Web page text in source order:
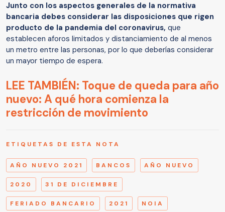
Junto con los aspectos generales de la normativa
bancaria debes considerar las disposiciones que rigen
producto de la pandemia del coronavirus, que
establecen aforos limitados y distanciamiento de al menos
un metro entre las personas, por lo que deberías considerar
un mayor tiempo de espera.
LEE TAMBIÉN: Toque de queda para año
nuevo: A qué hora comienza la
restricción de movimiento
ETIQUETAS DE ESTA NOTA
AÑO NUEVO 2021 BANCOS AÑO NUEVO
2020 31 DE DICIEMBRE
FERIADO BANCARIO 2021 NOIA